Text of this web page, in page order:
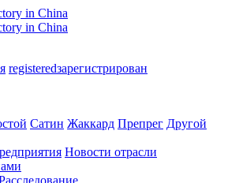
registeredзарегистрирован
Сатин Жаккард Препрег Другой
Новости отрасли